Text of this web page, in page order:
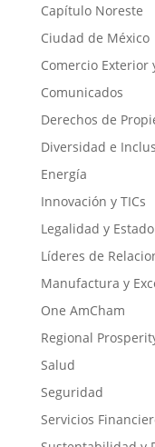
Capítulo Noreste
Ciudad de México
Comercio Exterior
Comunicados
Derechos de
Diversidad e
Energía
Innovación y TICs
Legalidad y
Líderes de
Manufactura y
One AmCham
Regional
Salud
Seguridad
Servicios